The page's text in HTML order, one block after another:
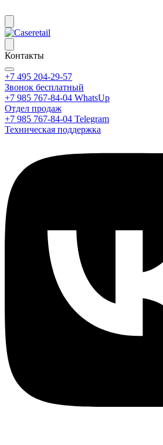
Контакты
+7 495 204-29-57
Звонок бесплатный
+7 985 767-84-04 WhatsUp
Отдел продаж
+7 985 767-84-04 Telegram
Техническая поддержка